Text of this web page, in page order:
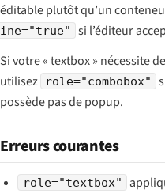
éditable plutôt qu’un
ine="true"
si l’éditeur
Si votre « textbox » nécessite
utilisez
role="combobox"
possède pas de popup.
Erreurs courantes
role="textbox"